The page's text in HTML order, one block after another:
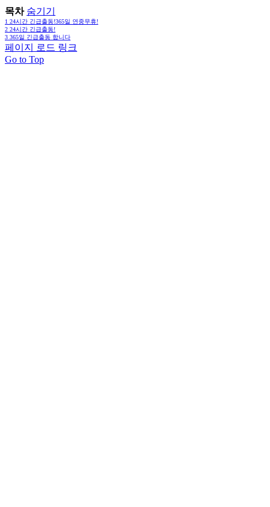
목차 숨기기
1 24시간 긴급출동!365일 연중무휴!
2 24시간 긴급출동!
3 365일 긴급출동 합니다
페이지 로드 링크
Go to Top